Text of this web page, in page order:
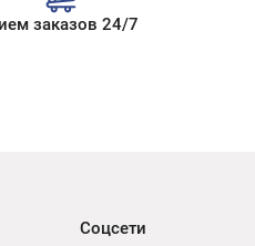
заказов 24/7
Соцсети